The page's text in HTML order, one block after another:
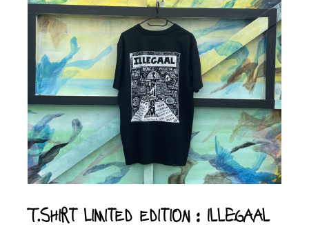
T.Shirt limited edition : ILLEGAAL